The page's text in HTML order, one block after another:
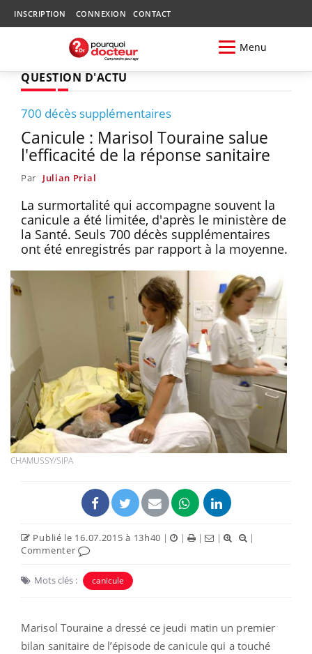
INSCRIPTION CONNEXION CONTACT
Menu
QUESTION D'ACTU
700 décès supplémentaires
Canicule : Marisol Touraine salue
l'efficacité de la réponse sanitaire
Par Julian Prial
La surmortalité qui accompagne souvent la
canicule a été limitée, d'après le ministère de
la Santé. Seuls 700 décès supplémentaires
ont été enregistrés par rapport à la moyenne.
CHAMUSSY/SIPA
Publié le 16.07.2015 à 13h40 | | | |
|
Commenter
Mots clés : canicule
Marisol Touraine a dressé ce jeudi matin un premier
bilan sanitaire de l’épisode de canicule qui a touché